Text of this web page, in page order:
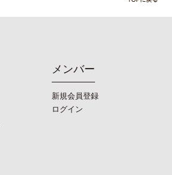
メンバー
新規会員登録
ログイン